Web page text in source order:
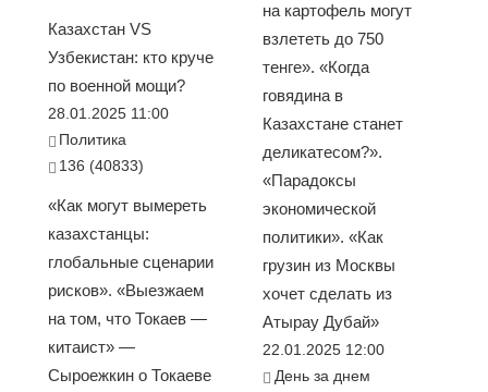
Казахстан VS
Узбекистан: кто круче
по военной мощи?
28.01.2025 11:00
Политика
136 (40833)
«Как могут вымереть
казахстанцы:
глобальные сценарии
рисков». «Выезжаем
на том, что Токаев —
китаист» —
Сыроежкин о Токаеве
на картофель могут
взлететь до 750
тенге». «Когда
говядина в
Казахстане станет
деликатесом?».
«Парадоксы
экономической
политики». «Как
грузин из Москвы
хочет сделать из
Атырау Дубай»
22.01.2025 12:00
День за днем